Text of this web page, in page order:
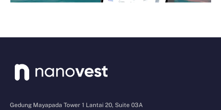
Gedung Mayapada Tower 1 Lantai 20, Suite 03A